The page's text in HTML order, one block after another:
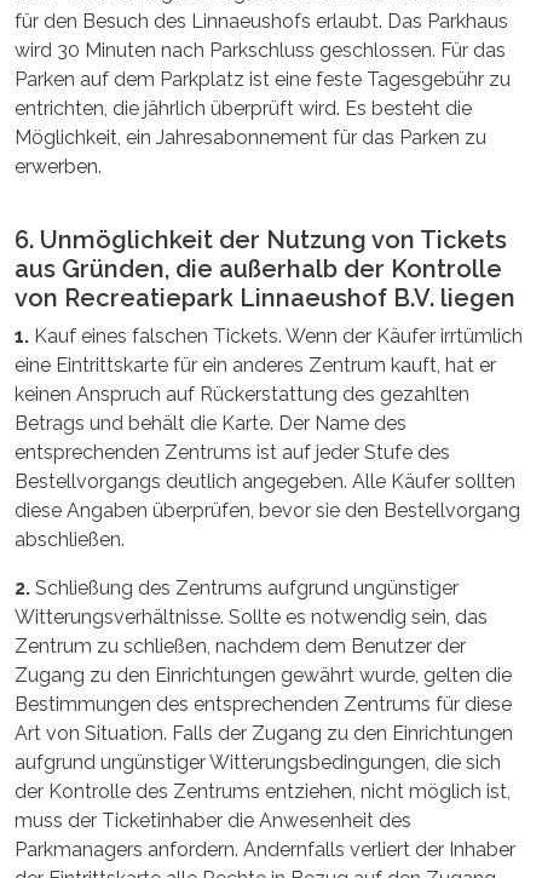
für den Besuch des Linnaeushofs erlaubt. Das Parkhaus
wird 30 Minuten nach Parkschluss geschlossen. Für das
Parken auf dem Parkplatz ist eine feste Tagesgebühr zu
entrichten, die jährlich überprüft wird. Es besteht die
Möglichkeit, ein Jahresabonnement für das Parken zu
erwerben.
6. Unmöglichkeit der Nutzung von Tickets
aus Gründen, die außerhalb der Kontrolle
von Recreatiepark Linnaeushof B.V. liegen
1. Kauf eines falschen Tickets. Wenn der Käufer irrtümlich
eine Eintrittskarte für ein anderes Zentrum kauft, hat er
keinen Anspruch auf Rückerstattung des gezahlten
Betrags und behält die Karte. Der Name des
entsprechenden Zentrums ist auf jeder Stufe des
Bestellvorgangs deutlich angegeben. Alle Käufer sollten
diese Angaben überprüfen, bevor sie den Bestellvorgang
abschließen.
2. Schließung des Zentrums aufgrund ungünstiger
Witterungsverhältnisse. Sollte es notwendig sein, das
Zentrum zu schließen, nachdem dem Benutzer der
Zugang zu den Einrichtungen gewährt wurde, gelten die
Bestimmungen des entsprechenden Zentrums für diese
Art von Situation. Falls der Zugang zu den Einrichtungen
aufgrund ungünstiger Witterungsbedingungen, die sich
der Kontrolle des Zentrums entziehen, nicht möglich ist,
muss der Ticketinhaber die Anwesenheit des
Parkmanagers anfordern. Andernfalls verliert der Inhaber